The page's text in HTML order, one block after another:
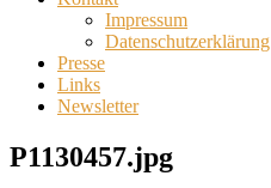
Impressum
Datenschutzerklärung
Presse
Links
Newsletter
P1130457.jpg